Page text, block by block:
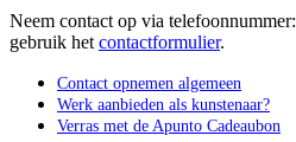
Neem contact op via telefoonnummer:
gebruik het contactformulier.
Contact opnemen algemeen
Werk aanbieden als kunstenaar?
Verras met de Apunto Cadeaubon